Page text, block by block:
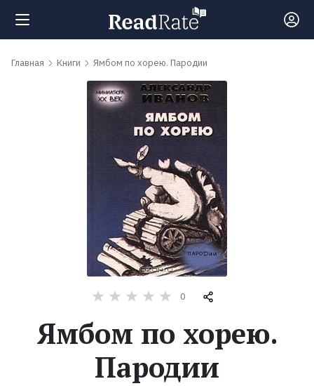
Поиск
обсуждаемые
Жанры
Главная Книги Ямбом по хорею. Пародии
0
Ямбом по хорею.
Пародии